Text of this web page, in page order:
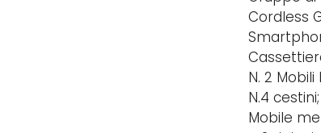
Cordless
N. 2
N.4 cestini;
Mobile